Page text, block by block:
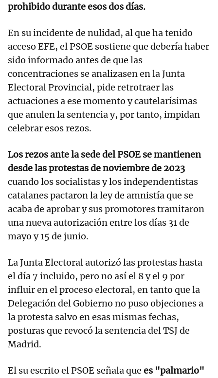
prohibido durante esos dos días.
En su incidente de nulidad, al que ha tenido
acceso EFE, el PSOE sostiene que debería haber
sido informado antes de que las
concentraciones se analizasen en la Junta
Electoral Provincial, pide retrotraer las
actuaciones a ese momento y cautelarísimas
que anulen la sentencia y, por tanto, impidan
celebrar esos rezos.
Los rezos ante la sede del PSOE se mantienen
desde las protestas de noviembre de 2023
cuando los socialistas y los independentistas
catalanes pactaron la ley de amnistía que se
acaba de aprobar y sus promotores tramitaron
una nueva autorización entre los días 31 de
mayo y 15 de junio.
La Junta Electoral autorizó las protestas hasta
el día 7 incluido, pero no así el 8 y el 9 por
influir en el proceso electoral, en tanto que la
Delegación del Gobierno no puso objeciones a
la protesta salvo en esas mismas fechas,
posturas que revocó la sentencia del TSJ de
Madrid.
El su escrito el PSOE señala que es "palmario"